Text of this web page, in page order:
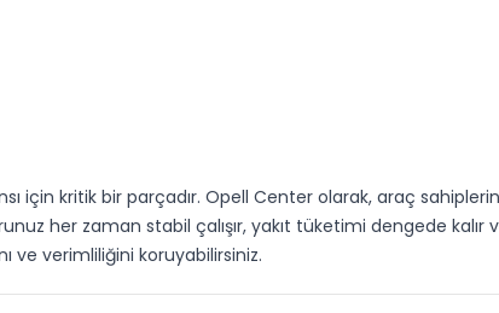
için kritik bir parçadır. Opell Center olarak, araç
her zaman stabil çalışır, yakıt tüketimi dengede
ve verimliliğini koruyabilirsiniz.